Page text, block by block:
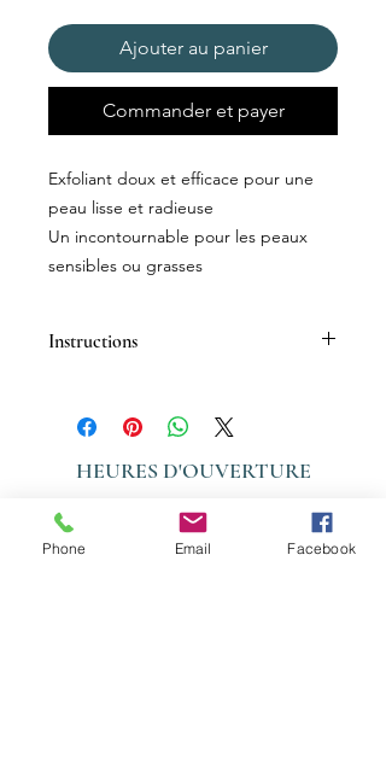
Ajouter au panier
Commander et payer
Exfoliant doux et efficace pour une
peau lisse et radieuse
Un incontournable pour les peaux
sensibles ou grasses
Instructions
HEURES D'OUVERTURE
LUNDI - VENDREDI: 09:00 - 20:00
Phone Email Facebook